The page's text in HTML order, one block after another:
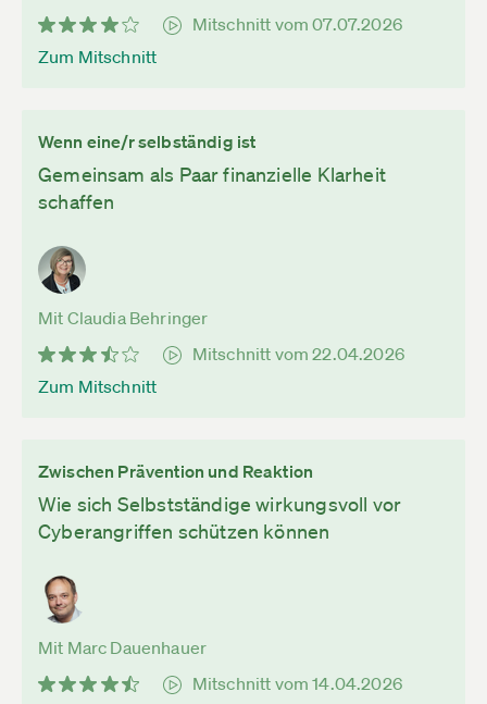
Mitschnitt vom 07.07.2026
Zum Mitschnitt
Wenn eine/r selbständig ist
Gemeinsam als Paar finanzielle Klarheit
schaffen
Mit Claudia Behringer
Mitschnitt vom 22.04.2026
Zum Mitschnitt
Zwischen Prävention und Reaktion
Wie sich Selbstständige wirkungsvoll vor
Cyberangriffen schützen können
Mit Marc Dauenhauer
Mitschnitt vom 14.04.2026